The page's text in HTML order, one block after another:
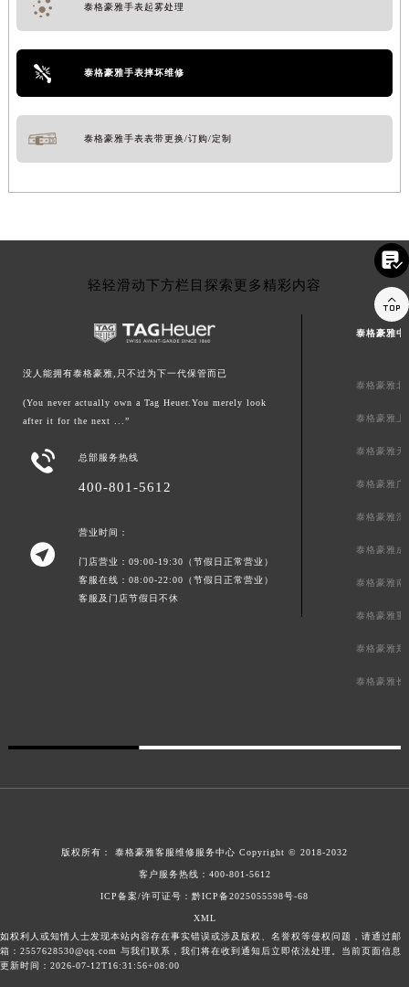
泰格豪雅手表起雾处理
泰格豪雅手表摔坏维修
泰格豪雅手表表带更换/订购/定制
轻轻滑动下方栏目探索更多精彩内容
没人能拥有泰格豪雅,只不过为下一代保管而已
(You never actually own a Tag Heuer.You merely look
after it for the next ...”
 总部服务热线
400-801-5612

营业时间：
门店营业：09:00-19:30（节假日正常营业）
客服在线：08:00-22:00（节假日正常营业）
客服及门店节假日不休
泰格豪雅中
泰格豪雅北
泰格豪雅上
泰格豪雅天
泰格豪雅广
泰格豪雅深
泰格豪雅成
泰格豪雅南
泰格豪雅重
泰格豪雅郑
泰格豪雅长
版权所有： 泰格豪雅客服维修服务中心 Copyright © 2018-2032
客户服务热线： 400-801-5612
ICP备案/许可证号：黔ICP备2025055598号-68
XML
如权利人或知情人士发现本站内容存在事实错误或涉及版权、名誉权等侵权问题，请通过邮
箱：2557628530@qq.com 与我们联系，我们将在收到通知后立即依法处理。当前页面信息
更新时间：2026-07-12T16:31:56+08:00

